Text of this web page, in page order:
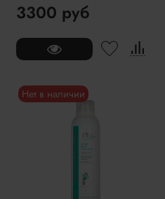
3300 руб
Нет в наличии